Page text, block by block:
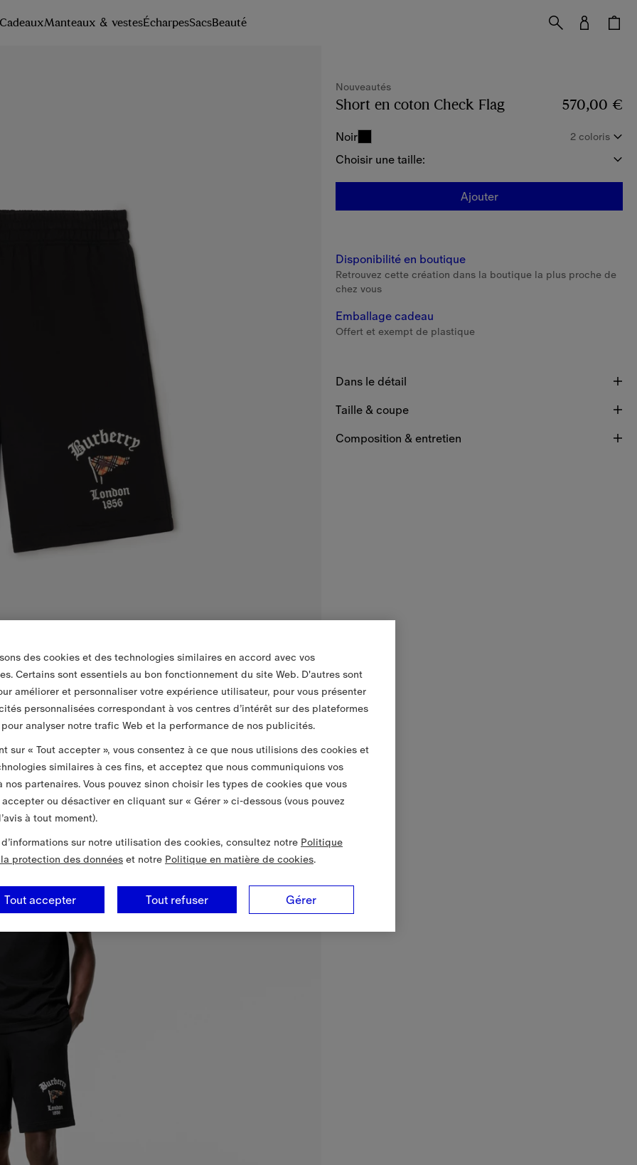
CadeauxManteaux & vestesÉcharpesSacsBeauté
Nouveautés
Short en coton Check Flag Prix 570,00 €
570,00 €
Noir 2 coloris
Choisir une taille:
Ajouter
Disponibilité en boutique
Retrouvez cette création dans la boutique la plus proche de
chez vous
Emballage cadeau
Offert et exempt de plastique
Dans le détail
Taille & coupe
Composition & entretien
des cookies et des technologies similaires en accord avec vos
Certains sont essentiels au bon fonctionnement du site Web. D'autres sont
améliorer et personnaliser votre expérience utilisateur, pour vous présenter
personnalisées correspondant à vos centres d’intérêt sur des plateformes
analyser notre trafic Web et la performance de nos publicités.
sur « Tout accepter », vous consentez à ce que nous utilisions des cookies et
similaires à ces fins, et acceptez que nous communiquions vos
nos partenaires. Vous pouvez sinon choisir les types de cookies que vous
ou désactiver en cliquant sur « Gérer » ci-dessous (vous pouvez
à tout moment).
sur notre utilisation des cookies, consultez notre Politique
protection des données et notre Politique en matière de cookies.
Gérer
Tout refuser
Tout accepter